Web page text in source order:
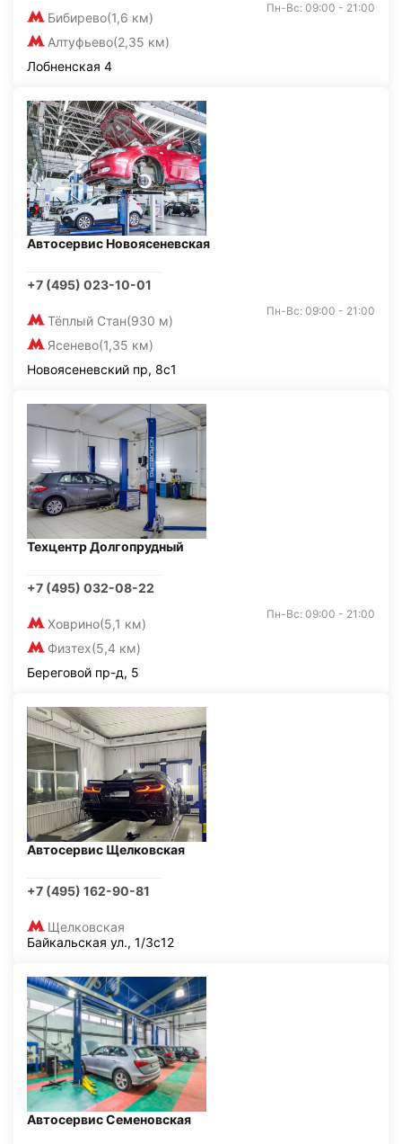
Бибирево(1,6 км)
Алтуфьево(2,35 км)
Пн-Вс: 09:00 - 21:00
Лобненская 4
Автосервис Новоясеневская
+7 (495) 023-10-01
Тёплый Стан(930 м)
Ясенево(1,35 км)
Пн-Вс: 09:00 - 21:00
Новоясеневский пр, 8с1
Техцентр Долгопрудный
+7 (495) 032-08-22
Ховрино(5,1 км)
Физтех(5,4 км)
Пн-Вс: 09:00 - 21:00
Береговой пр-д, 5
Автосервис Щелковская
+7 (495) 162-90-81
Щелковская
Байкальская ул., 1/3с12
Автосервис Семеновская